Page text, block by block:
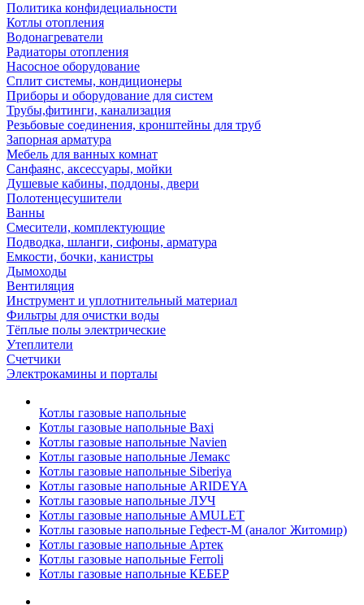
Политика конфидециальности
Котлы отопления
Водонагреватели
Радиаторы отопления
Насосное оборудование
Сплит системы, кондиционеры
Приборы и оборудование для систем
Трубы,фитинги, канализация
Резьбовые соединения, кронштейны для труб
Запорная арматура
Мебель для ванных комнат
Санфаянс, аксессуары, мойки
Душевые кабины, поддоны, двери
Полотенцесушители
Ванны
Смесители, комплектующие
Подводка, шланги, сифоны, арматура
Емкости, бочки, канистры
Дымоходы
Вентиляция
Инструмент и уплотнительный материал
Фильтры для очистки воды
Тёплые полы электрические
Утеплители
Счетчики
Электрокамины и порталы
Котлы газовые напольные
Котлы газовые напольные Baxi
Котлы газовые напольные Navien
Котлы газовые напольные Лемакс
Котлы газовые напольные Siberiya
Котлы газовые напольные ARIDEYA
Котлы газовые напольные ЛУЧ
Котлы газовые напольные AMULET
Котлы газовые напольные Гефест-М (аналог Житомир)
Котлы газовые напольные Артек
Котлы газовые напольные Ferroli
Котлы газовые напольные КЕБЕР